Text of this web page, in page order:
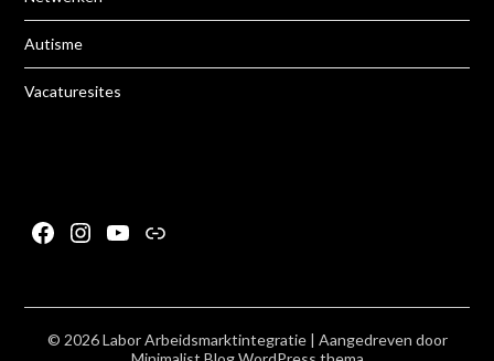
Autisme
Vacaturesites
Facebook
Instagram
YouTube
Link
© 2026 Labor Arbeidsmarktintegratie | Aangedreven door